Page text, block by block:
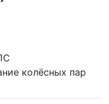
колёсных пар